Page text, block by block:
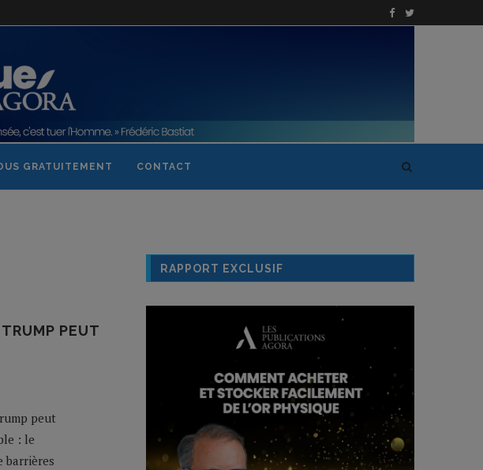
GRATUITEMENT CONTACT
PEUT
peut
: le
barrières
RAPPORT EXCLUSIF